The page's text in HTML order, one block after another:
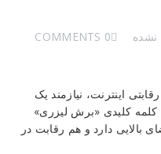
نشده
0 COMMENTS
اینترنت، نیازمند یک
کلیدی «برش لیزری»
بالایی دارد و هم رقابت در